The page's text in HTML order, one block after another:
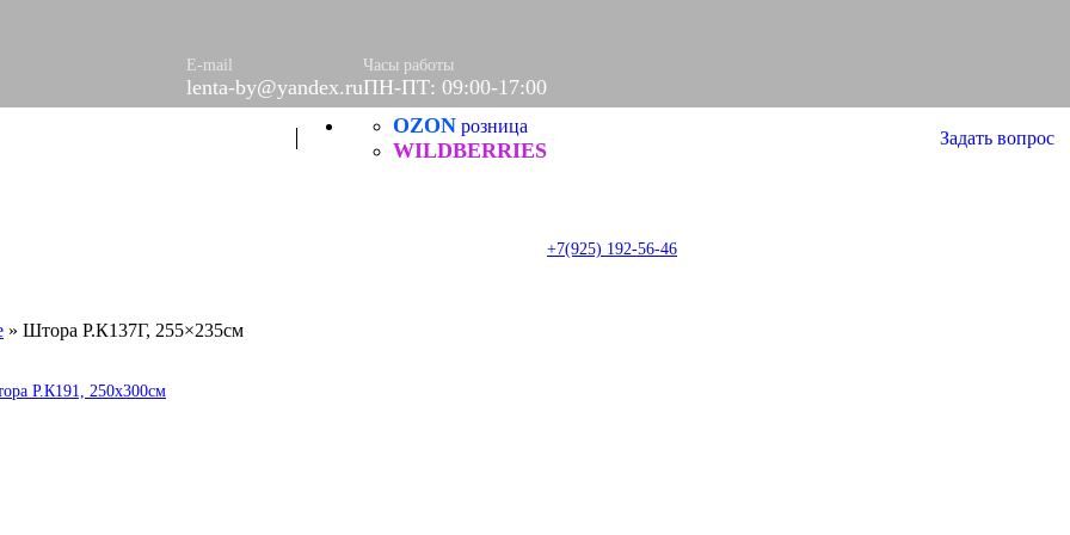
E-mail
lenta-by@yandex.ru
Часы работы
ПН-ПТ: 09:00-17:00
+7(925) 192-56-46
OZON розница
WILDBERRIES
Задать вопрос
» Штора Р.К137Г, 255×235см
Р.К191, 250x300см